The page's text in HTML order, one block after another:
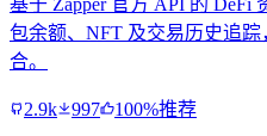
基于 Zapper 官方 API 的 DeFi
包余额、NFT 及交易历史追
合。
2.9k 997 100%推荐